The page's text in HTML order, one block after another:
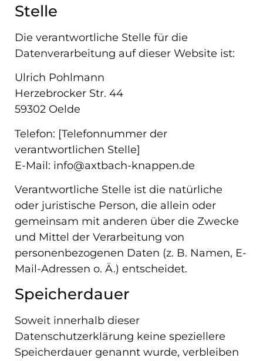
Stelle
Die verantwortliche Stelle für die
Datenverarbeitung auf dieser Website ist:
Ulrich Pohlmann
Herzebrocker Str. 44
59302 Oelde
Telefon: [Telefonnummer der
verantwortlichen Stelle]
E-Mail: info@axtbach-knappen.de
Verantwortliche Stelle ist die natürliche
oder juristische Person, die allein oder
gemeinsam mit anderen über die Zwecke
und Mittel der Verarbeitung von
personenbezogenen Daten (z. B. Namen, E-
Mail-Adressen o. Ä.) entscheidet.
Speicherdauer
Soweit innerhalb dieser
Datenschutzerklärung keine speziellere
Speicherdauer genannt wurde, verbleiben